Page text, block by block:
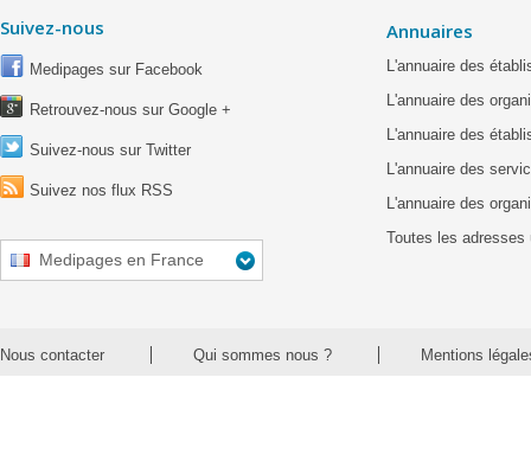
Suivez-nous
Medipages sur Facebook
Retrouvez-nous sur Google +
Suivez-nous sur Twitter
Suivez nos flux RSS
Medipages en France
Annuaires
L'annuaire des
L'annuaire des
L'annuaire des
L'annuaire des
L'annuaire des
Toutes les adresses
Nous contacter Qui sommes nous ? Mentions